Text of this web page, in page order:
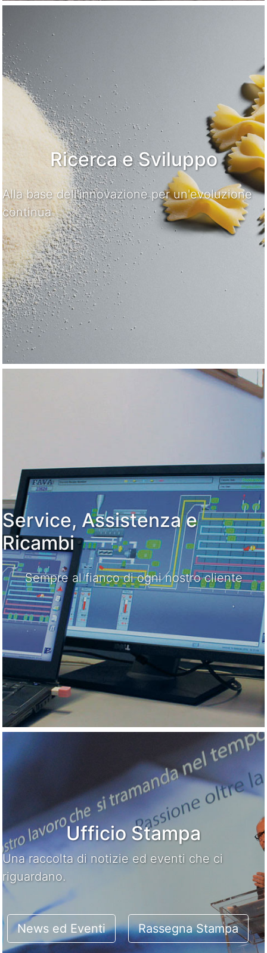
Ricerca e Sviluppo
Alla base dell'innovazione per un'evoluzione
continua
Service, Assistenza e
Ricambi
Sempre al fianco di ogni nostro cliente
Ufficio Stampa
Una raccolta di notizie ed eventi che ci
riguardano.
News ed Eventi Rassegna Stampa